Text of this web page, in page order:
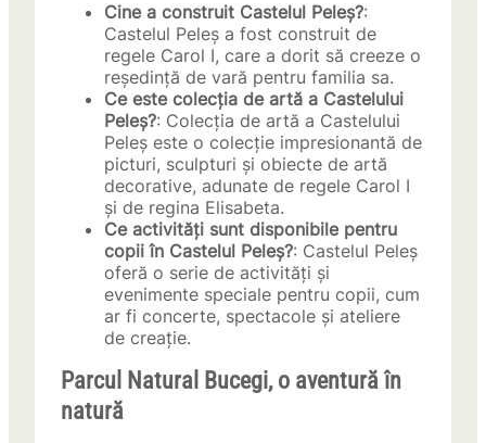
Cine a construit Castelul Peleș?:
Castelul Peleș a fost construit de
regele Carol I, care a dorit să creeze o
reședință de vară pentru familia sa.
Ce este colecția de artă a Castelului
Peleș?: Colecția de artă a Castelului
Peleș este o colecție impresionantă de
picturi, sculpturi și obiecte de artă
decorative, adunate de regele Carol I
și de regina Elisabeta.
Ce activități sunt disponibile pentru
copii în Castelul Peleș?: Castelul Peleș
oferă o serie de activități și
evenimente speciale pentru copii, cum
ar fi concerte, spectacole și ateliere
de creație.
Parcul Natural Bucegi, o aventură în
natură